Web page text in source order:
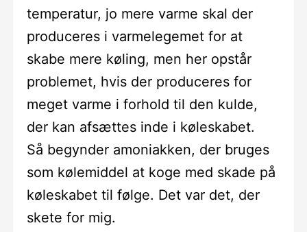
temperatur, jo mere varme skal der
produceres i varmelegemet for at
skabe mere køling, men her opstår
problemet, hvis der produceres for
meget varme i forhold til den kulde,
der kan afsættes inde i køleskabet.
Så begynder amoniakken, der bruges
som kølemiddel at koge med skade på
køleskabet til følge. Det var det, der
skete for mig.